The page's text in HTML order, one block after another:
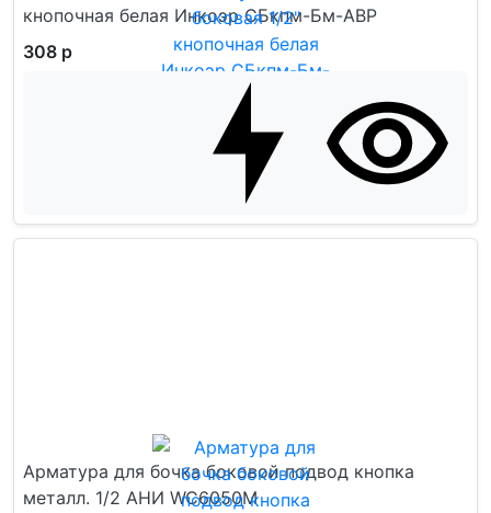
кнопочная белая Инкоэр СБкпм-Бм-АВР
308 р
Арматура для бочка боковой подвод кнопка
металл. 1/2 АНИ WC6050M